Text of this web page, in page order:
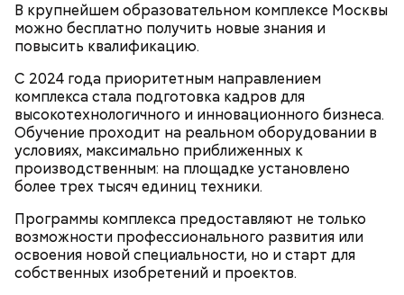
В крупнейшем образовательном комплексе Москвы
можно бесплатно получить новые знания и
повысить квалификацию.
С 2024 года приоритетным направлением
комплекса стала подготовка кадров для
высокотехнологичного и инновационного бизнеса.
Обучение проходит на реальном оборудовании в
условиях, максимально приближенных к
производственным: на площадке установлено
более трех тысяч единиц техники.
Программы комплекса предоставляют не только
возможности профессионального развития или
освоения новой специальности, но и старт для
собственных изобретений и проектов.